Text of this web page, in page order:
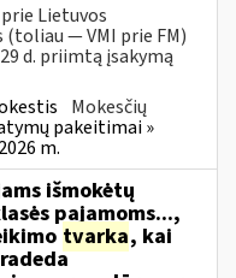
Lietuvos
— VMI prie FM)
d. priimtą įsakymą
Mokesčių
pakeitimai »
m.
išmokėtų
pajamoms...,
tvarka, kai